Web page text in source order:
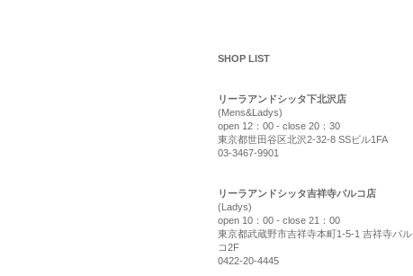
SHOP LIST
リーラアンドシッタ下北沢店
(Mens&Ladys)
open 12：00 - close 20：30
東京都世田谷区北沢2-32-8 SSビル1FA
03-3467-9901
リーラアンドシッタ吉祥寺パルコ店
(Ladys)
open 10：00 - close 21：00
東京都武蔵野市吉祥寺本町1-5-1 吉祥寺パル
コ2F
0422-20-4445